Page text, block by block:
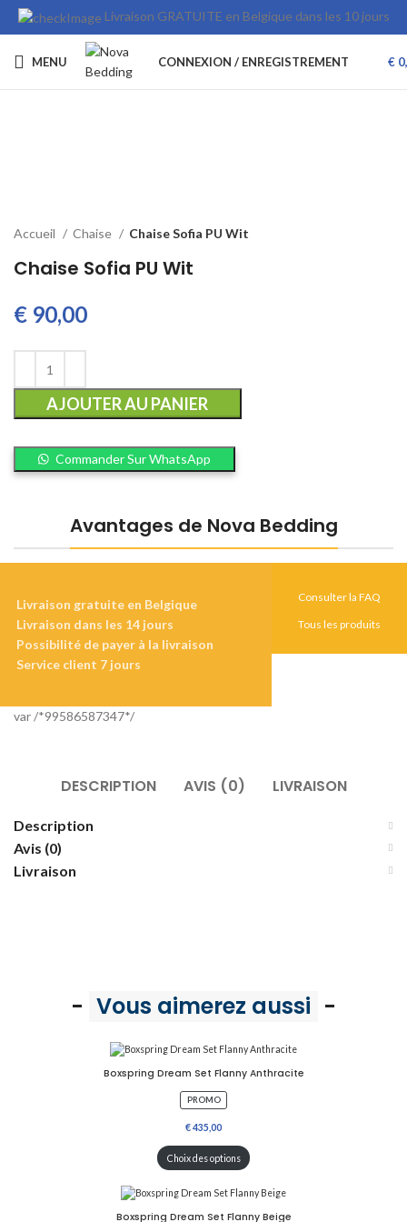
Livraison GRATUITE en Belgique dans les 10 jours
MENU CONNEXION / ENREGISTREMENT €
Accueil Chaise Chaise Sofia PU Wit
Chaise Sofia PU Wit
€
AJOUTER AU PANIER
Commander Sur WhatsApp
Avantages de Nova Bedding
Livraison gratuite en Belgique
Livraison dans les 14 jours
Possibilité de payer à la livraison
Service client 7 jours
Consulter la FAQ
Tous les produits
var /*99586587347*/
DESCRIPTION AVIS (0) LIVRAISON
Description
Avis (0)
Livraison
- Vous aimerez aussi -
Boxspring Dream Set Flanny Anthracite
PROMOP
R
O
I
P
Choix des options
Boxspring Dream Set Flanny Beige